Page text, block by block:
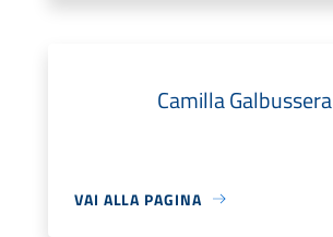
Camilla Galbussera
VAI ALLA PAGINA